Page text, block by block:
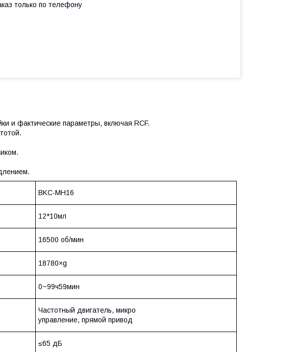
только по телефону
и фактические параметры, включая RCF.
BKC-MH16
12*10мл
16500 об/мин
18780×g
0~99ч59мин
Частотный двигатель, микро
управление, прямой привод
≤65 дБ